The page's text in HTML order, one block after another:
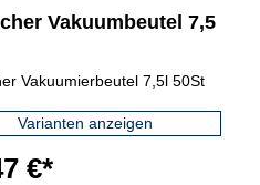
Vakuumbeutel 7,5
Vakuumierbeutel 7,5l 50St
Varianten anzeigen
€*